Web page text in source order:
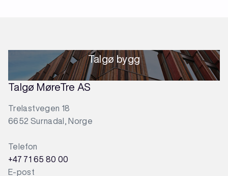
Talgø bygg
Talgø MøreTre AS
Trelastvegen 18
6652 Surnadal, Norge
Telefon
+47 71 65 80 00
E-post